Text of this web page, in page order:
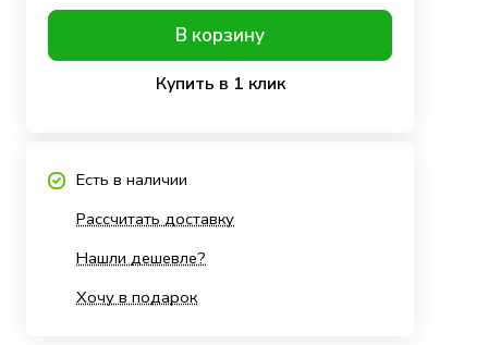
В корзину
Купить в 1 клик
Есть в наличии
Рассчитать доставку
Нашли дешевле?
Хочу в подарок